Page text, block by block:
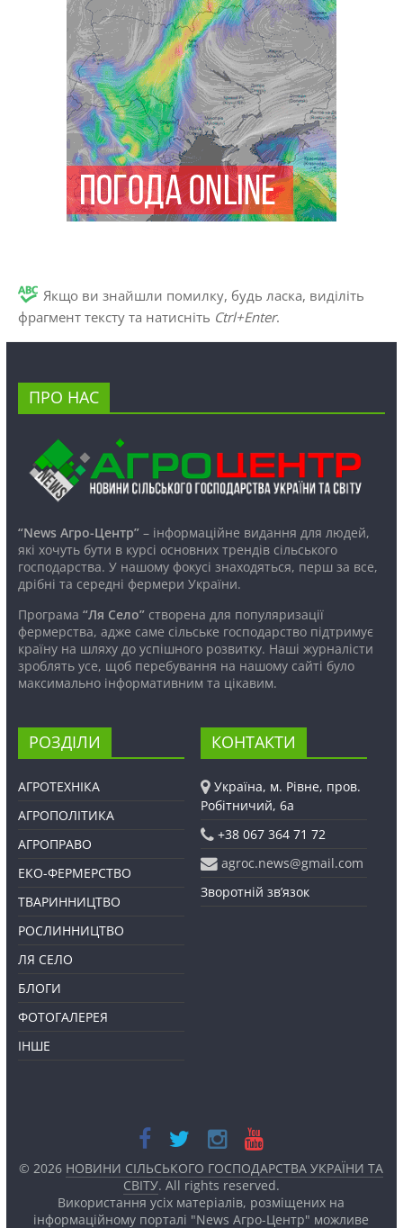
Якщо ви знайшли помилку, будь ласка, виділіть
фрагмент тексту та натисніть Ctrl+Enter.
ПРО НАС
“News Агро-Центр”– інформаційне видання для людей,
які хочуть бути в курсі основних трендів сільського
господарства. У нашому фокусі знаходяться, перш за все,
дрібні та середні фермери України.
Програма “Ля Село”створена для популяризації
фермерства, адже саме сільське господарство підтримує
країну на шляху до успішного розвитку. Наші журналісти
зроблять усе, щоб перебування на нашому сайті було
максимально інформативним та цікавим.
РОЗДІЛИ
АГРОТЕХНІКА
АГРОПОЛІТИКА
АГРОПРАВО
ЕКО-ФЕРМЕРСТВО
ТВАРИННИЦТВО
РОСЛИННИЦТВО
ЛЯ СЕЛО
БЛОГИ
ФОТОГАЛЕРЕЯ
ІНШЕ
КОНТАКТИ
Україна, м. Рівне, пров.
Робітничий, 6а
+38 067 364 71 72
agroc.news@gmail.com
Зворотній зв’язок
© 2026 НОВИНИ СІЛЬСЬКОГО ГОСПОДАРСТВА УКРАЇНИ ТА
СВІТУ. All rights reserved.
Використання усіх матеріалів, розміщених на
інформаційному порталі "News Агро-Центр" можливе